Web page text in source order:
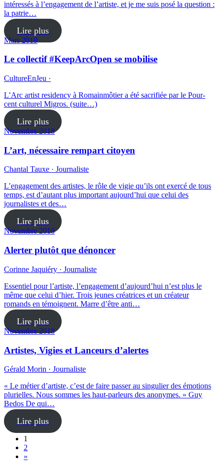
intéressés à l’engagement de l’artiste, et je me suis posé la question :
la patrie…
Lire plus
Mars 2019
Le collectif #KeepArcOpen se mobilise
CultureEnJeu ·
L’Arc artist residency à Romainmôtier a été sacrifiée par le Pour-
cent culturel Migros. (suite…)
Lire plus
Novembre 2018
L’art, nécessaire rempart citoyen
Chantal Tauxe · Journaliste
L’engagement des artistes, le rôle de vigie qu’ils ont exercé de tous
temps, est d’autant plus important aujourd’hui que celui des
journalistes et des…
Lire plus
Novembre 2018
Alerter plutôt que dénoncer
Corinne Jaquiéry · Journaliste
Essentiel pour l’artiste, l’engagement d’aujourd’hui n’est plus le
même que celui d’hier. Trois jeunes créatrices et un créateur
romands en témoignent. Marre d’être anti…
Lire plus
Novembre 2018
Artistes, Vigies et Lanceurs d’alertes
Gérald Morin · Journaliste
« Le métier d’artiste, c’est de faire passer au singulier des émotions
plurielles. Nous sommes les haut-parleurs des anonymes. » Guy
Bedos De qui…
Lire plus
1
2
»